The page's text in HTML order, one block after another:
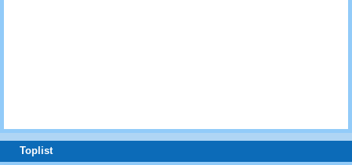
Toplist